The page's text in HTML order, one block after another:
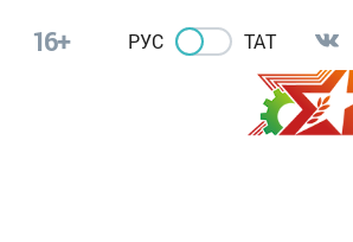
16+ РУС ТАТ